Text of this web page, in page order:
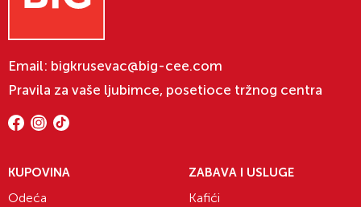
Email: bigkrusevac@big-cee.com
Pravila za vaše ljubimce, posetioce tržnog centra
KUPOVINA
Odeća
ZABAVA I USLUGE
Kafići